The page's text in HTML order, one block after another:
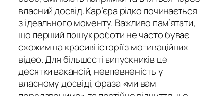
власний досвід. Кар’єра рідко починається
з ідеального моменту. Важливо пам’ятати,
що перший пошук роботи не часто буває
схожим на красиві історії з мотиваційних
відео. Для більшості випускників це
десятки вакансій, невпевненість у
власному досвіді, фраза «ми вам